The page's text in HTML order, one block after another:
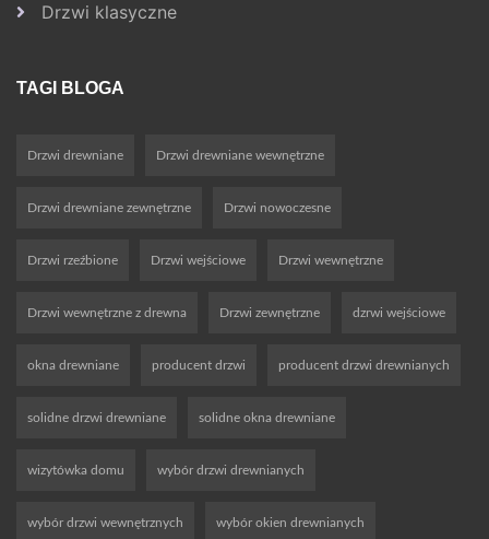
Drzwi klasyczne
TAGI BLOGA
Drzwi drewniane Drzwi drewniane wewnętrzne
Drzwi drewniane zewnętrzne Drzwi nowoczesne
Drzwi rzeźbione Drzwi wejściowe Drzwi wewnętrzne
Drzwi wewnętrzne z drewna Drzwi zewnętrzne dzrwi wejściowe
okna drewniane producent drzwi producent drzwi drewnianych
solidne drzwi drewniane solidne okna drewniane
wizytówka domu wybór drzwi drewnianych
wybór drzwi wewnętrznych wybór okien drewnianych